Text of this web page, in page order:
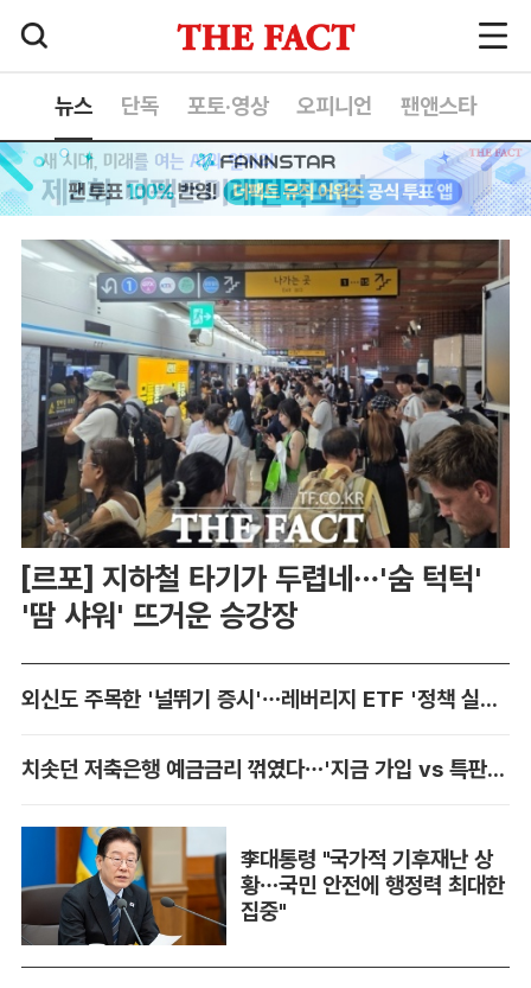
뉴스 단독 포토·영상 오피니언 팬앤스타
[르포] 지하철 타기가 두렵네…'숨 턱턱'
'땀 샤워' 뜨거운 승강장
외신도 주목한 '널뛰기 증시'…레버리지 ETF '정책 실패' 책임론 공방
치솟던 저축은행 예금금리 꺾였다…'지금 가입 vs 특판 대기' 셈법 복잡
李대통령 "국가적 기후재난 상
황…국민 안전에 행정력 최대한
집중"